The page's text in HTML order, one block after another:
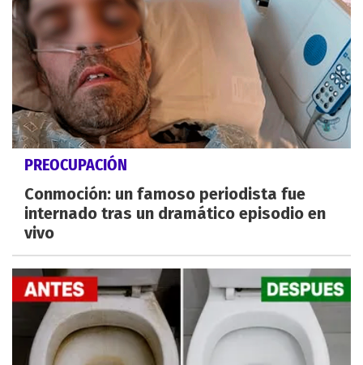
PREOCUPACIÓN
Conmoción: un famoso periodista fue
internado tras un dramático episodio en
vivo